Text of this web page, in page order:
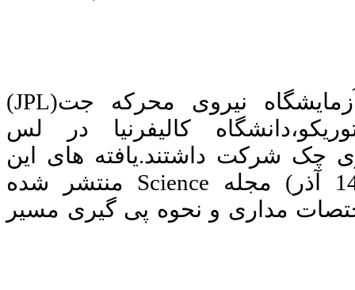
نیروی محرکه جت(JPL
)
کالیفرنیا در لس
چک شرکت داشتند.یافته های این
Science منتشر شده
مداری و نحوه پی گیری مسیر